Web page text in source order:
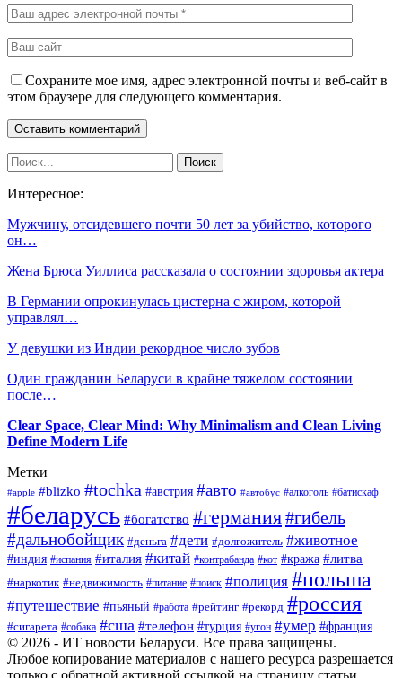
Сохраните мое имя, адрес электронной почты и веб-сайт в
этом браузере для следующего комментария.
Интересное:
Мужчину, отсидевшего почти 50 лет за убийство, которого
он…
Жена Брюса Уиллиса рассказала о состоянии здоровья актера
В Германии опрокинулась цистерна с жиром, которой
управлял…
У девушки из Индии рекордное число зубов
Один гражданин Беларуси в крайне тяжелом состоянии
после…
Clear Space, Clear Mind: Why Minimalism and Clean Living
Define Modern Life
Метки
#apple #blizko #tochka #австрия #авто #автобус #алкоголь #батискаф
#беларусь #богатство #германия#гибель
#дальнобойщик #деньга #дети #долгожитель #животное
#индия #испания #италия #китай #контрабанда #кот #кража #литва
#наркотик #недвижимость #питание #поиск #полиция #польша
#путешествие #пьяный #работа #рейтинг #рекорд #россия
#сигарета #собака #сша #телефон #турция #угон #умер #франция
© 2026 - ИТ новости Беларуси. Все права защищены.
Любое копирование материалов с нашего ресурса разрешается
только с обратной активной ссылкой на страницу статьи.